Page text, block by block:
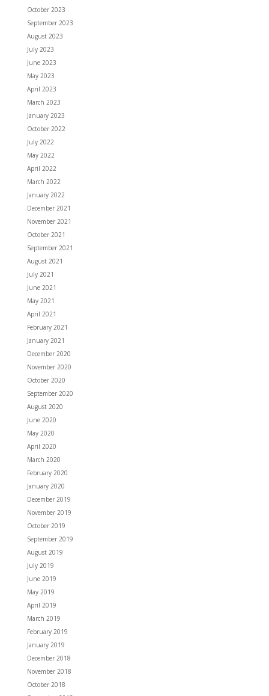
October 2023
September 2023
August 2023
July 2023
June 2023
May 2023
April 2023
March 2023
January 2023
October 2022
July 2022
May 2022
April 2022
March 2022
January 2022
December 2021
November 2021
October 2021
September 2021
August 2021
July 2021
June 2021
May 2021
April 2021
February 2021
January 2021
December 2020
November 2020
October 2020
September 2020
August 2020
June 2020
May 2020
April 2020
March 2020
February 2020
January 2020
December 2019
November 2019
October 2019
September 2019
August 2019
July 2019
June 2019
May 2019
April 2019
March 2019
February 2019
January 2019
December 2018
November 2018
October 2018